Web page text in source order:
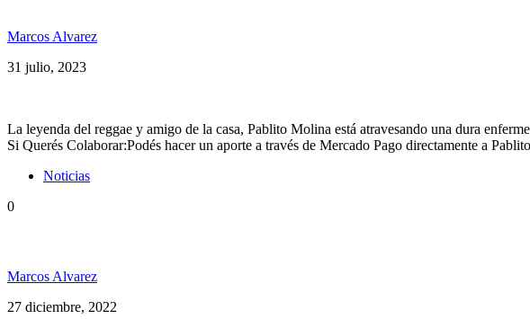
Marcos Alvarez
31 julio, 2023
La leyenda del reggae y amigo de la casa, Pablito Molina está atravesando una dura
Si Querés Colaborar:Podés hacer un aporte a través de Mercado Pago directamente a
Noticias
0
Marcos Alvarez
27 diciembre, 2022